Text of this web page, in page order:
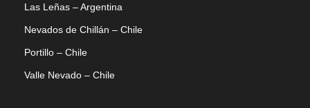
Las Leñas – Argentina
Nevados de Chillán – Chile
Portillo – Chile
Valle Nevado – Chile